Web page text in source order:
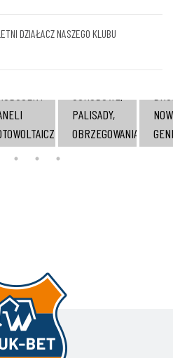
DZIAŁACZ NASZEGO KLUBU
PALISADY,
OBRZEGOWANIA